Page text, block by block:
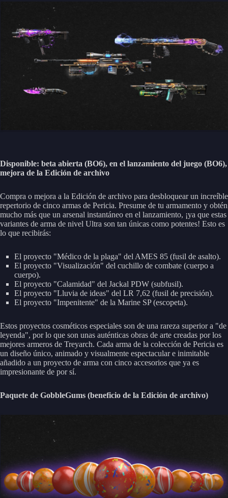
Disponible: beta abierta (BO6), en el lanzamiento del juego (BO6),
mejora de la Edición de archivo
Compra o mejora a la Edición de archivo para desbloquear un increíble
repertorio de cinco armas de Pericia. Presume de tu armamento y obtén
mucho más que un arsenal instantáneo en el lanzamiento, ¡ya que estas
variantes de arma de nivel Ultra son tan únicas como potentes! Esto es
lo que recibirás:
El proyecto "Médico de la plaga" del AMES 85 (fusil de asalto).
El proyecto "Visualización" del cuchillo de combate (cuerpo a
cuerpo).
El proyecto "Calamidad" del Jackal PDW (subfusil).
El proyecto "Lluvia de ideas" del LR 7,62 (fusil de precisión).
El proyecto "Impenitente" de la Marine SP (escopeta).
Estos proyectos cosméticos especiales son de una rareza superior a "de
leyenda", por lo que son unas auténticas obras de arte creadas por los
mejores armeros de Treyarch. Cada arma de la colección de Pericia es
un diseño único, animado y visualmente espectacular e inimitable
añadido a un proyecto de arma con cinco accesorios que ya es
impresionante de por sí.
Paquete de GobbleGums (beneficio de la Edición de archivo)